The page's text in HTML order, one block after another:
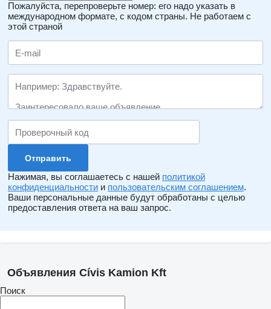
Пожалуйста, перепроверьте номер: его надо указать в
международном формате, с кодом страны. Не работаем с
этой страной
Нажимая, вы соглашаетесь с нашей политикой
конфиденциальности и пользовательским соглашением.
Ваши персональные данные будут обработаны с целью
предоставления ответа на ваш запрос.
Объявления Cívis Kamion Kft
Поиск